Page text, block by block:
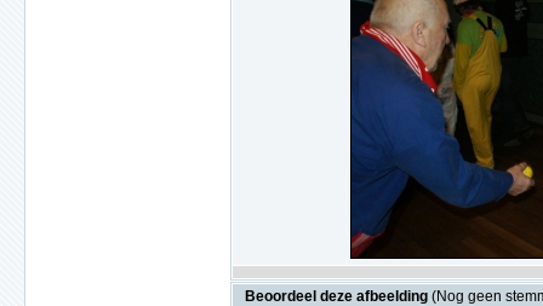
Beoordeel deze afbeelding (Nog geen